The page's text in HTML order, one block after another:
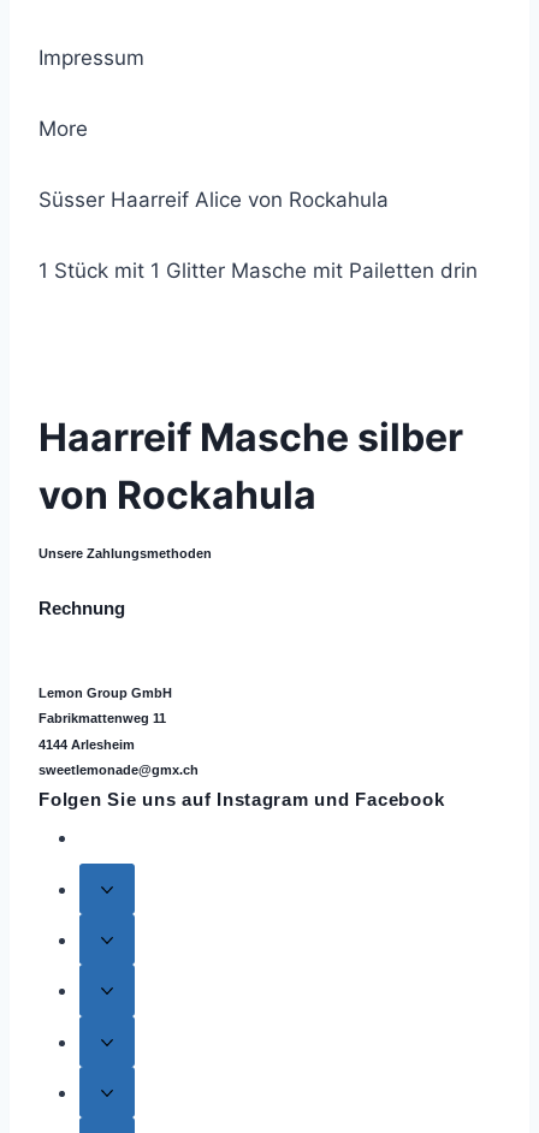
Impressum
More
Süsser Haarreif Alice von Rockahula
1 Stück mit 1 Glitter Masche mit Pailetten drin
Haarreif Masche silber
von Rockahula
Unsere Zahlungsmethoden
Rechnung
Lemon Group GmbH
Fabrikmattenweg 11
4144 Arlesheim
sweetlemonade@gmx.ch
Folgen Sie uns auf Instagram und Facebook